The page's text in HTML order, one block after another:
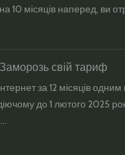
10 місяців наперед, ви
свій тариф
за 12 місяців
до 1 лютого 2025